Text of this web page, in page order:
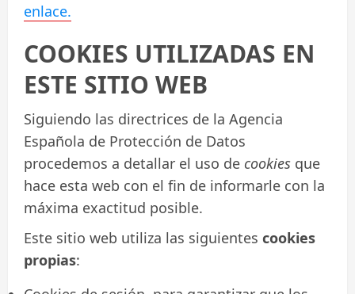
enlace.
COOKIES UTILIZADAS EN
ESTE SITIO WEB
Siguiendo las directrices de la Agencia
Española de Protección de Datos
procedemos a detallar el uso de cookies que
hace esta web con el fin de informarle con la
máxima exactitud posible.
Este sitio web utiliza las siguientes cookies
propias: